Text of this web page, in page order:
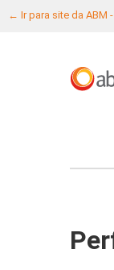
← Ir para site da ABM